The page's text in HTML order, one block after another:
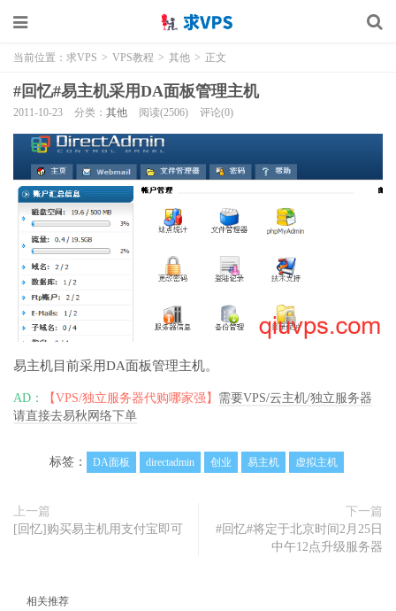
当前位置： 求VPS > VPS教程 > 其他 > 正文
#回忆#易主机采用DA面板管理主机
2011-10-23 分类： 其他 阅读(2506) 评论(0)
易主机目前采用DA面板管理主机。
AD： 【VPS/独立服务器代购哪家强】 需要VPS/云主机/独立服务器
请直接去易秋网络下单
标签： DA面板 directadmin 创业 易主机 虚拟主机
上一篇
[回忆]购买易主机用支付宝即可
下一篇
#回忆#将定于北京时间2月25日
中午12点升级服务器
相关推荐